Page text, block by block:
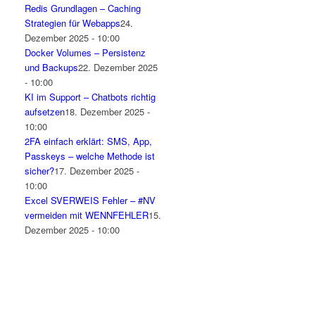
Redis Grundlagen – Caching
Strategien für Webapps24.
Dezember 2025 - 10:00
Docker Volumes – Persistenz
und Backups22. Dezember 2025
- 10:00
KI im Support – Chatbots richtig
aufsetzen18. Dezember 2025 -
10:00
2FA einfach erklärt: SMS, App,
Passkeys – welche Methode ist
sicher?17. Dezember 2025 -
10:00
Excel SVERWEIS Fehler – #NV
vermeiden mit WENNFEHLER15.
Dezember 2025 - 10:00